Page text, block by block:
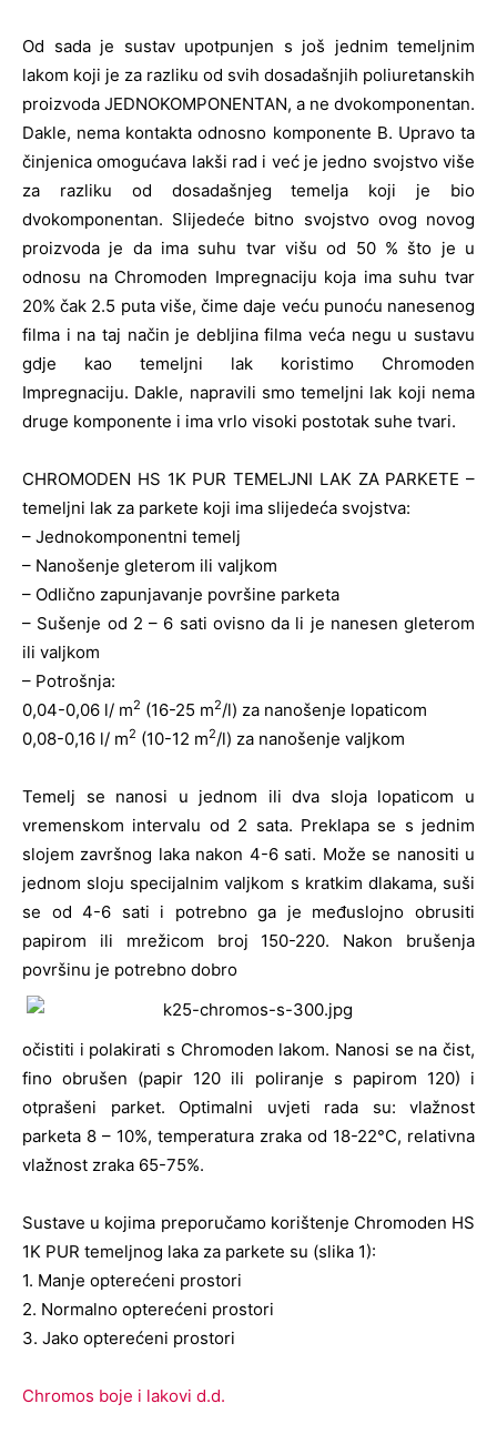
Od sada je sustav upotpunjen s još jednim temeljnim
lakom koji je za razliku od svih dosadašnjih poliuretanskih
proizvoda JEDNOKOMPONENTAN, a ne dvokomponentan.
Dakle, nema kontakta odnosno komponente B. Upravo ta
činjenica omogućava lakši rad i već je jedno svojstvo više
za razliku od dosadašnjeg temelja koji je bio
dvokomponentan. Slijedeće bitno svojstvo ovog novog
proizvoda je da ima suhu tvar višu od 50 % što je u
odnosu na Chromoden Impregnaciju koja ima suhu tvar
20% čak 2.5 puta više, čime daje veću punoću nanesenog
filma i na taj način je debljina filma veća negu u sustavu
gdje kao temeljni lak koristimo Chromoden
Impregnaciju. Dakle, napravili smo temeljni lak koji nema
druge komponente i ima vrlo visoki postotak suhe tvari.
CHROMODEN HS 1K PUR TEMELJNI LAK ZA PARKETE –
temeljni lak za parkete koji ima slijedeća svojstva:
– Jednokomponentni temelj
– Nanošenje gleterom ili valjkom
– Odlično zapunjavanje površine parketa
– Sušenje od 2 – 6 sati ovisno da li je nanesen gleterom
ili valjkom
– Potrošnja:
0,04-0,06 l/ m2 (16-25 m2/l) za nanošenje lopaticom
0,08-0,16 l/ m2 (10-12 m2/l) za nanošenje valjkom
Temelj se nanosi u jednom ili dva sloja lopaticom u
vremenskom intervalu od 2 sata. Preklapa se s jednim
slojem završnog laka nakon 4-6 sati. Može se nanositi u
jednom sloju specijalnim valjkom s kratkim dlakama, suši
se od 4-6 sati i potrebno ga je međuslojno obrusiti
papirom ili mrežicom broj 150-220. Nakon brušenja
površinu je potrebno dobro
očistiti i polakirati s Chromoden lakom. Nanosi se na čist,
fino obrušen (papir 120 ili poliranje s papirom 120) i
otprašeni parket. Optimalni uvjeti rada su: vlažnost
parketa 8 – 10%, temperatura zraka od 18-22°C, relativna
vlažnost zraka 65-75%.
Sustave u kojima preporučamo korištenje Chromoden HS
1K PUR temeljnog laka za parkete su (slika 1):
1. Manje opterećeni prostori
2. Normalno opterećeni prostori
3. Jako opterećeni prostori
Chromos boje i lakovi d.d.